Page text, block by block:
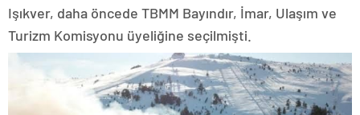
Işıkver, daha öncede TBMM Bayındır, İmar, Ulaşım ve
Turizm Komisyonu üyeliğine seçilmişti.